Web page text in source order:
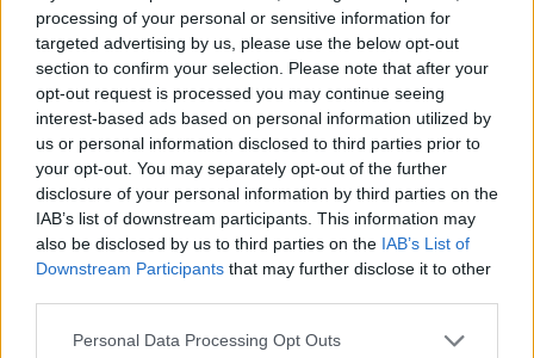
processing of your personal or sensitive information for
targeted advertising by us, please use the below opt-out
section to confirm your selection. Please note that after your
opt-out request is processed you may continue seeing
interest-based ads based on personal information utilized by
us or personal information disclosed to third parties prior to
your opt-out. You may separately opt-out of the further
disclosure of your personal information by third parties on the
IAB’s list of downstream participants. This information may
also be disclosed by us to third parties on the IAB’s List of
Downstream Participants that may further disclose it to other
Personal Data Processing Opt Outs
LEER
Los defectos del tubo neural: todo lo que